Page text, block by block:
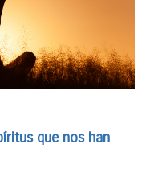
que nos han